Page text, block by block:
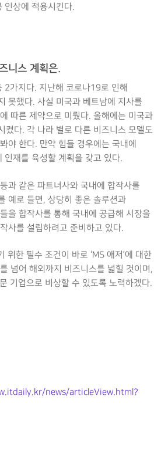
인상에 적용시킨다.
니스 계획은.
2가지다. 지난해 코로나19로 인해
못했다. 사실 미국과 베트남에 지사를
따른 제약으로 미뤘다. 올해에는 미국과
켰다. 각 나라 별로 다른 비즈니스 모델도
야 한다. 만약 힘들 경우에는 국내에
인재를 육성할 계획을 갖고 있다.
과 같은 파트너사와 국내에 합작사를
예로 들면, 상당히 좋은 솔루션과
을 합작사를 통해 국내에 공급해 시장을
사를 설립하려고 준비하고 있다.
위한 필수 조건이 바로 ‘MS 애저’에 대한
넘어 해외까지 비즈니스를 넓힐 것이며,
기업으로 비상할 수 있도록 노력하겠다.
news/articleView.html?